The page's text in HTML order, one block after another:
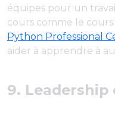
équipes pour un
cours comme le cours
Python Professional
aider à apprendre à
9.